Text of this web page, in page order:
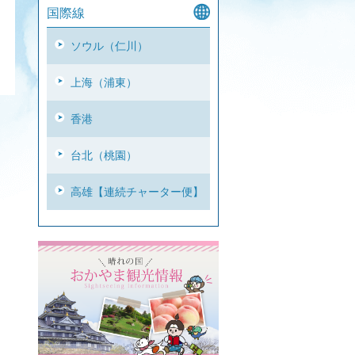
国際線
ソウル（仁川）
上海（浦東）
香港
台北（桃園）
高雄【連続チャーター便】